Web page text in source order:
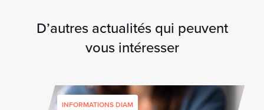
D’autres actualités qui peuvent
vous intéresser
INFORMATIONS DIAM